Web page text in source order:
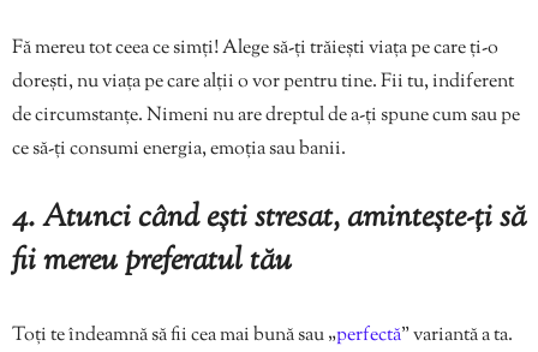
Fă mereu tot ceea ce simți! Alege să-ți trăiești viața pe care ți-o
dorești, nu viața pe care alții o vor pentru tine. Fii tu, indiferent
de circumstanțe. Nimeni nu are dreptul de a-ți spune cum sau pe
ce să-ți consumi energia, emoția sau banii.
4. Atunci când ești stresat, amintește-ți să
fii mereu preferatul tău
Toți te îndeamnă să fii cea mai bună sau „perfectă” variantă a ta.